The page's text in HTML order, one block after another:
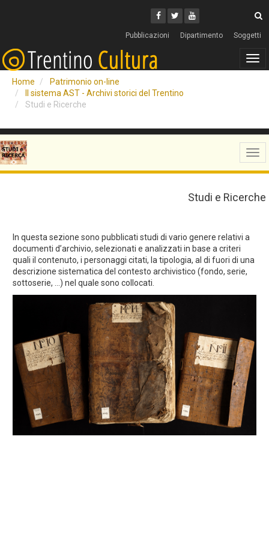
Facebook
Twitter
Youtube
Pubblicazioni Dipartimento Soggetti
Home
Patrimonio on-line
Il sistema AST - Archivi storici del Trentino
Studi e Ricerche
Studi e Ricerche
In questa sezione sono pubblicati studi di vario genere relativi a
documenti d’archivio, selezionati e analizzati in base a criteri
quali il contenuto, i personaggi citati, la tipologia, al di fuori di una
descrizione sistematica del contesto archivistico (fondo, serie,
sottoserie, ...) nel quale sono collocati.